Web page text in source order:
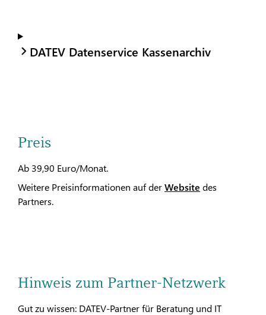
DATEV Datenservice Kassenarchiv
Preis
Ab 39,90 Euro/Monat.
Weitere Preisinformationen auf derWebsite des
Partners.
Hinweis zum Partner-Netzwerk
Gut zu wissen: DATEV-Partner für Beratung und IT